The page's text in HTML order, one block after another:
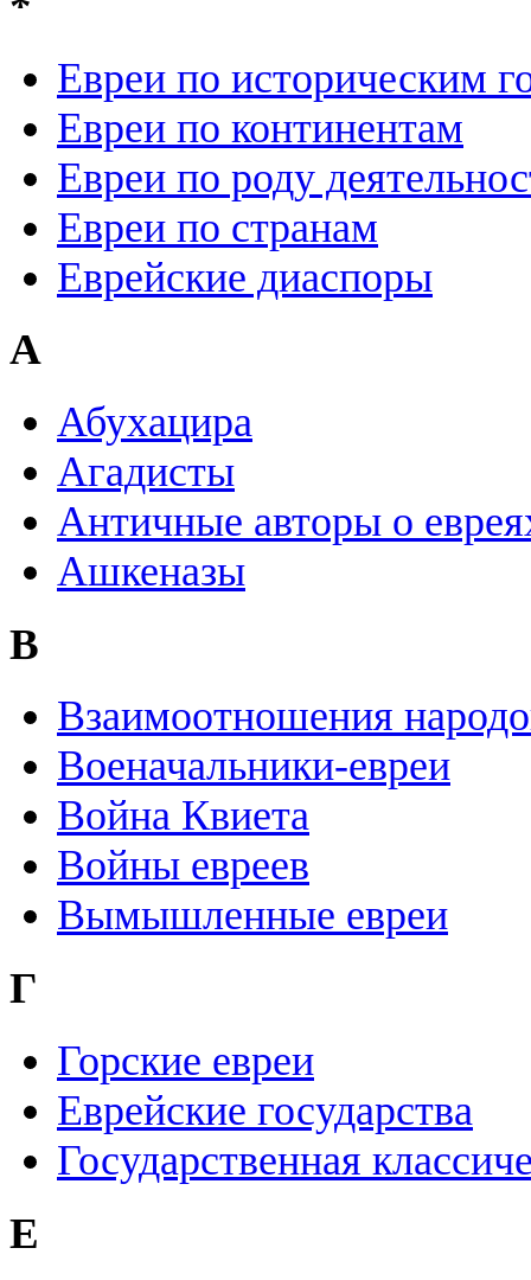
Евреи по историческим
Евреи по континентам
Евреи по роду
Евреи по странам
Еврейские диаспоры
А
Абухацира
Агадисты
Античные авторы о
Ашкеназы
В
Взаимоотношения
Военачальники-евреи
Война Квиета
Войны евреев
Вымышленные евреи
Г
Горские евреи
Еврейские государства
Государственная
Е